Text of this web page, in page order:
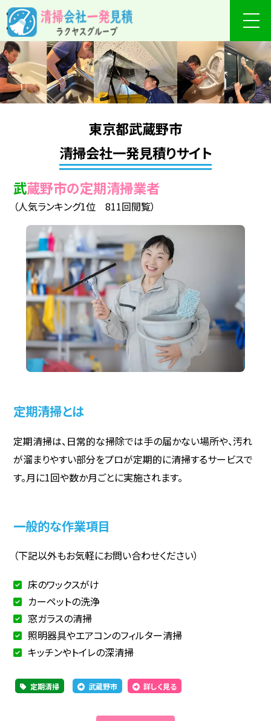
東京都武蔵野市
清掃会社一発見積りサイト
武蔵野市の定期清掃業者
（人気ランキング1位 811回閲覧）
定期清掃とは
定期清掃は、日常的な掃除では手の届かない場所や、汚れ
が溜まりやすい部分をプロが定期的に清掃するサービスで
す。月に1回や数か月ごとに実施されます。
一般的な作業項目
（下記以外もお気軽にお問い合わせください）
床のワックスがけ
カーペットの洗浄
窓ガラスの清掃
照明器具やエアコンのフィルター清掃
キッチンやトイレの深清掃
定期清掃 武蔵野市 詳しく見る